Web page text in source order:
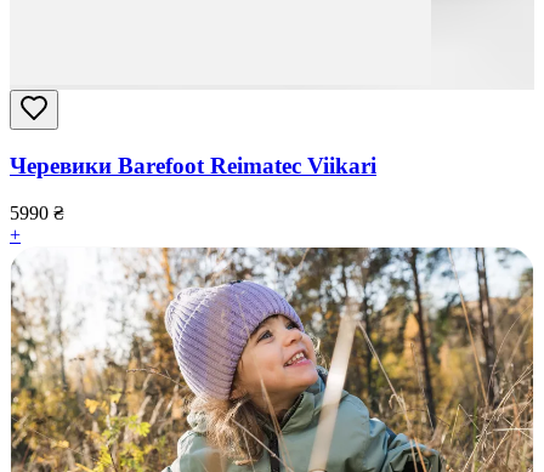
Черевики Barefoot Reimatec Viikari
5990 ₴
+